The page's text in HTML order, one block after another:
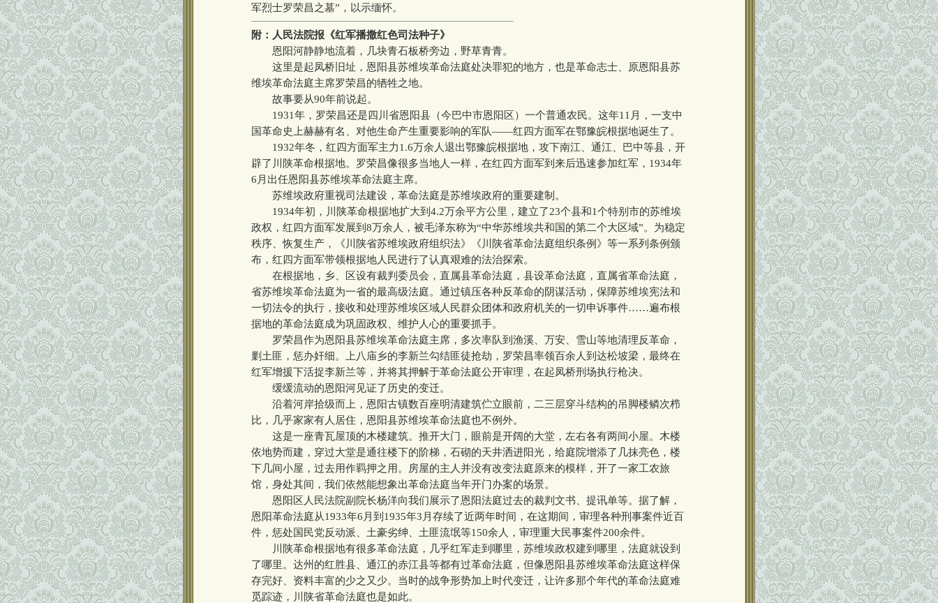
军烈士罗荣昌之墓”，以示缅怀。
附：人民法院报《红军播撒红色司法种子》
恩阳河静静地流着，几块青石板桥旁边，野草青青。
这里是起凤桥旧址，恩阳县苏维埃革命法庭处决罪犯的地方，也是革命志士、原恩阳县苏
维埃革命法庭主席罗荣昌的牺牲之地。
故事要从90年前说起。
1931年，罗荣昌还是四川省恩阳县（今巴中市恩阳区）一个普通农民。这年11月，一支中
国革命史上赫赫有名、对他生命产生重要影响的军队——红四方面军在鄂豫皖根据地诞生了。
1932年冬，红四方面军主力1.6万余人退出鄂豫皖根据地，攻下南江、通江、巴中等县，开
辟了川陕革命根据地。罗荣昌像很多当地人一样，在红四方面军到来后迅速参加红军，1934年
6月出任恩阳县苏维埃革命法庭主席。
苏维埃政府重视司法建设，革命法庭是苏维埃政府的重要建制。
1934年初，川陕革命根据地扩大到4.2万余平方公里，建立了23个县和1个特别市的苏维埃
政权，红四方面军发展到8万余人，被毛泽东称为“中华苏维埃共和国的第二个大区域”。为稳定
秩序、恢复生产，《川陕省苏维埃政府组织法》《川陕省革命法庭组织条例》等一系列条例颁
布，红四方面军带领根据地人民进行了认真艰难的法治探索。
在根据地，乡、区设有裁判委员会，直属县革命法庭，县设革命法庭，直属省革命法庭，
省苏维埃革命法庭为一省的最高级法庭。通过镇压各种反革命的阴谋活动，保障苏维埃宪法和
一切法令的执行，接收和处理苏维埃区域人民群众团体和政府机关的一切申诉事件……遍布根
据地的革命法庭成为巩固政权、维护人心的重要抓手。
罗荣昌作为恩阳县苏维埃革命法庭主席，多次率队到渔溪、万安、雪山等地清理反革命，
剿土匪，惩办奸细。上八庙乡的李新兰勾结匪徒抢劫，罗荣昌率领百余人到达松坡梁，最终在
红军增援下活捉李新兰等，并将其押解于革命法庭公开审理，在起凤桥刑场执行枪决。
缓缓流动的恩阳河见证了历史的变迁。
沿着河岸拾级而上，恩阳古镇数百座明清建筑伫立眼前，二三层穿斗结构的吊脚楼鳞次栉
比，几乎家家有人居住，恩阳县苏维埃革命法庭也不例外。
这是一座青瓦屋顶的木楼建筑。推开大门，眼前是开阔的大堂，左右各有两间小屋。木楼
依地势而建，穿过大堂是通往楼下的阶梯，石砌的天井洒进阳光，给庭院增添了几抹亮色，楼
下几间小屋，过去用作羁押之用。房屋的主人并没有改变法庭原来的模样，开了一家工农旅
馆，身处其间，我们依然能想象出革命法庭当年开门办案的场景。
恩阳区人民法院副院长杨洋向我们展示了恩阳法庭过去的裁判文书、提讯单等。据了解，
恩阳革命法庭从1933年6月到1935年3月存续了近两年时间，在这期间，审理各种刑事案件近百
件，惩处国民党反动派、土豪劣绅、土匪流氓等150余人，审理重大民事案件200余件。
川陕革命根据地有很多革命法庭，几乎红军走到哪里，苏维埃政权建到哪里，法庭就设到
了哪里。达州的红胜县、通江的赤江县等都有过革命法庭，但像恩阳县苏维埃革命法庭这样保
存完好、资料丰富的少之又少。当时的战争形势加上时代变迁，让许多那个年代的革命法庭难
觅踪迹，川陕省革命法庭也是如此。